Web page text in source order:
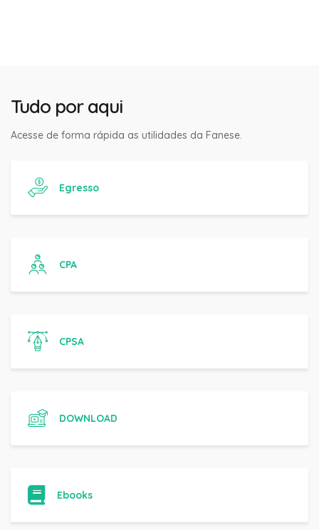
Tudo por aqui
Acesse de forma rápida as utilidades da Fanese.
Egresso
CPA
CPSA
DOWNLOAD
Ebooks